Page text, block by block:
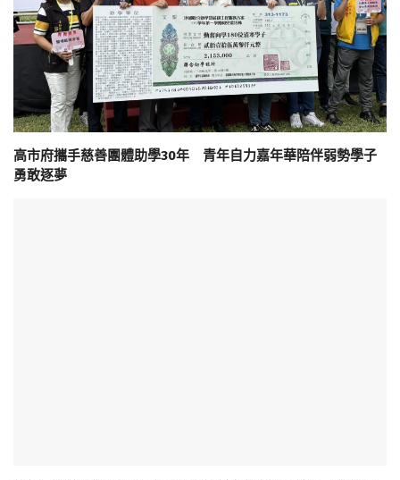
高市府攜手慈善團體助學30年 青年自力嘉年華陪伴弱勢學子
勇敢逐夢